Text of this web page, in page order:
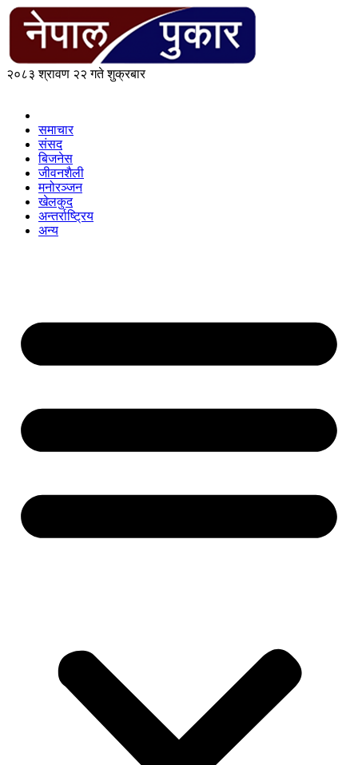
२०८३ श्रावण २२ गते शुक्रबार
समाचार
संसद
बिजनेस
जीवनशैली
मनोरञ्जन
खेलकुद
अन्तर्राष्ट्रिय
अन्य